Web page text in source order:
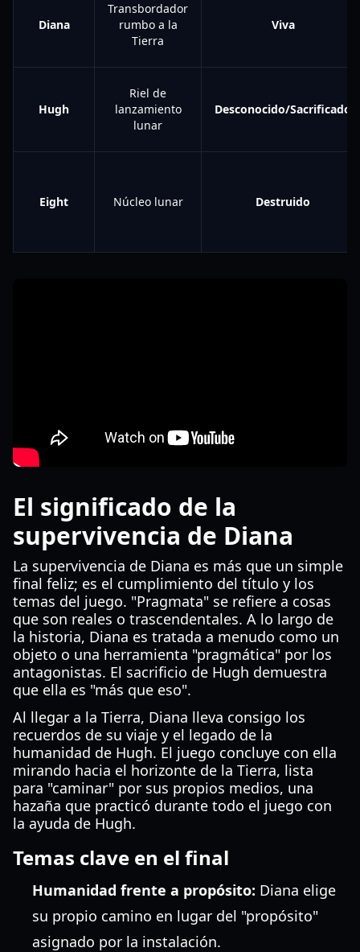
Diana
Transbordador
rumbo a la
Tierra
Viva
Hugh
Riel de
lanzamiento
lunar
Desconocido/Sacrificado
Eight Núcleo lunar Destruido
El significado de la
supervivencia de Diana
La supervivencia de Diana es más que un simple
final feliz; es el cumplimiento del título y los
temas del juego. "Pragmata" se refiere a cosas
que son reales o trascendentales. A lo largo de
la historia, Diana es tratada a menudo como un
objeto o una herramienta "pragmática" por los
antagonistas. El sacrificio de Hugh demuestra
que ella es "más que eso".
Al llegar a la Tierra, Diana lleva consigo los
recuerdos de su viaje y el legado de la
humanidad de Hugh. El juego concluye con ella
mirando hacia el horizonte de la Tierra, lista
para "caminar" por sus propios medios, una
hazaña que practicó durante todo el juego con
la ayuda de Hugh.
Temas clave en el final
Humanidad frente a propósito: Diana elige
su propio camino en lugar del "propósito"
asignado por la instalación.